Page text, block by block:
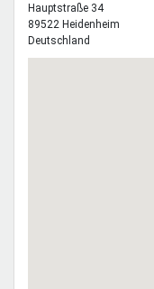
Hauptstraße 34
89522 Heidenheim
Deutschland